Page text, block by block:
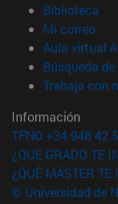
Biblioteca
Mi correo
Aula virtual
Búsqueda
Trabaja con
Información
TFNO +34 948 42
¿QUÉ GRADO TE
¿QUÉ MÁSTER TE
© Universidad de